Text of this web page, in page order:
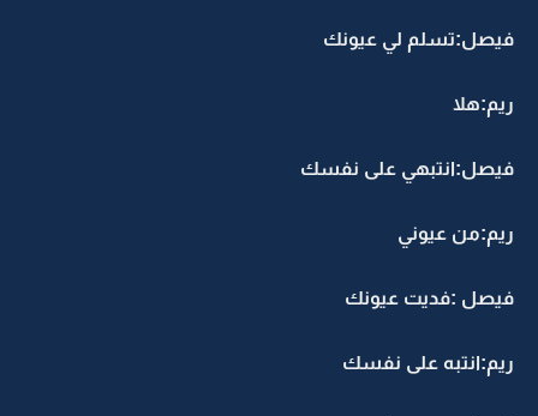
فيصل:تسلم لي عيونك
ريم:هلا
فيصل:انتبهي على نفسك
ريم:من عيوني
فيصل :فديت عيونك
ريم:انتبه على نفسك